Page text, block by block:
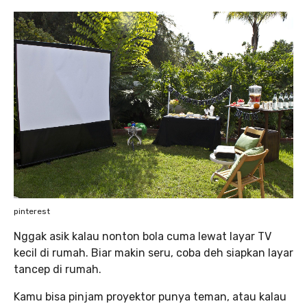
pinterest
Nggak asik kalau nonton bola cuma lewat layar TV
kecil di rumah. Biar makin seru, coba deh siapkan layar
tancep di rumah.
Kamu bisa pinjam proyektor punya teman, atau kalau